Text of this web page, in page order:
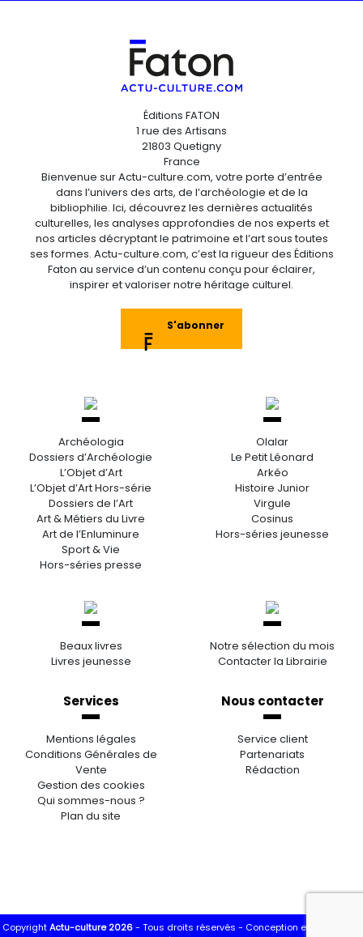
Éditions FATON
1 rue des Artisans
21803 Quetigny
France
Bienvenue sur Actu-culture.com, votre porte d’entrée
dans l’univers des arts, de l’archéologie et de la
bibliophilie. Ici, découvrez les dernières actualités
culturelles, les analyses approfondies de nos experts et
nos articles décryptant le patrimoine et l’art sous toutes
ses formes. Actu-culture.com, c’est la rigueur des Éditions
Faton au service d’un contenu conçu pour éclairer,
inspirer et valoriser notre héritage culturel.
S'abonner
Archéologia
Dossiers d’Archéologie
L’Objet d’Art
L’Objet d’Art Hors-série
Dossiers de l’Art
Art & Métiers du Livre
Art de l’Enluminure
Sport & Vie
Hors-séries presse
Olalar
Le Petit Léonard
Arkéo
Histoire Junior
Virgule
Cosinus
Hors-séries jeunesse
Beaux livres
Livres jeunesse
Notre sélection du mois
Contacter la Librairie
Services
Mentions légales
Conditions Générales de
Vente
Gestion des cookies
Qui sommes-nous ?
Plan du site
Nous contacter
Service client
Partenariats
Rédaction
CopyrightActu-culture 2026- Tous droits réservés - Conception et réalisation